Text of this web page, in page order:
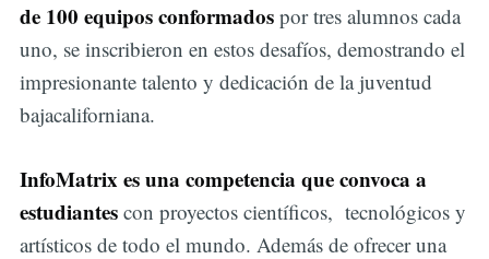
de 100 equipos conformadospor tres alumnos cada
uno, se inscribieron en estos desafíos, demostrando el
impresionante talento y dedicación de la juventud
bajacaliforniana.
InfoMatrix es una competencia que convoca a
estudiantescon proyectos científicos, tecnológicos y
artísticos de todo el mundo. Además de ofrecer una